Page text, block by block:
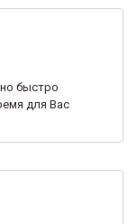
быстро
для Вас